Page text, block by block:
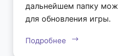
дальнейшем папку
для обновления игры.
Подробнее